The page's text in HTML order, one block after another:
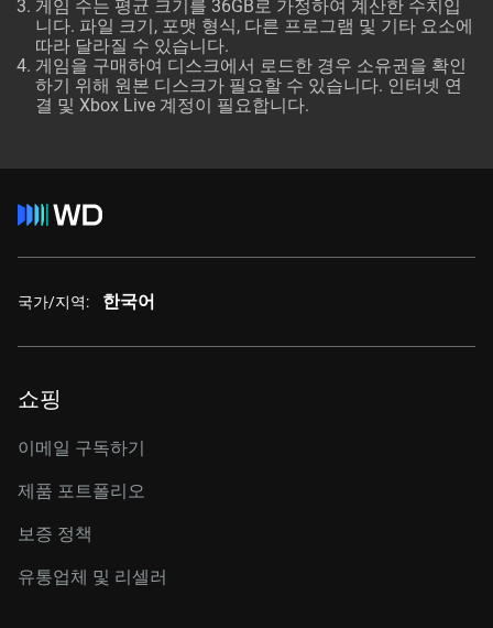
게임 수는 평균 크기를 36GB로 가정하여 계산한 수치입
니다. 파일 크기, 포맷 형식, 다른 프로그램 및 기타 요소에
따라 달라질 수 있습니다.
게임을 구매하여 디스크에서 로드한 경우 소유권을 확인
하기 위해 원본 디스크가 필요할 수 있습니다. 인터넷 연
결 및 Xbox Live 계정이 필요합니다.
국가/지역: 한국어
쇼핑
이메일 구독하기
제품 포트폴리오
보증 정책
유통업체 및 리셀러